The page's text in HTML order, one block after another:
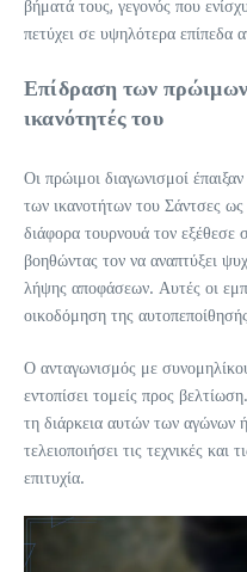
βήματά τους, γεγονός που
πετύχει σε υψηλότερα επίπεδα
Επίδραση των
ικανότητές του
Οι πρώιμοι διαγωνισμοί
των ικανοτήτων του Σάντσες
διάφορα τουρνουά τον εξέθεσε
βοηθώντας τον να αναπτύξει
λήψης αποφάσεων. Αυτές οι
οικοδόμηση της
Ο ανταγωνισμός με
εντοπίσει τομείς προς
τη διάρκεια αυτών των αγώνων
τελειοποιήσει τις τεχνικές και
επιτυχία.